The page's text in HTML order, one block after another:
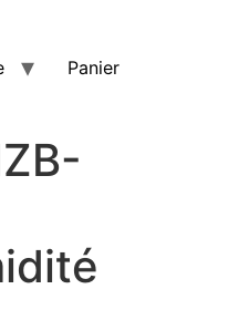
Panier